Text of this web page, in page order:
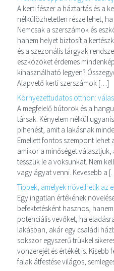
A kerti fészer a háztartás és a
nélkülözhetetlen része lehet,
Nemcsak a szerszámok és
hanem helyet biztosít a
és a szezonális tárgyak
eszközöket érdemes
kihasználható legyen?
Alapvető kerti szerszámok […]
Környezettudatos otthon:
A megfelelő bútorok és a
társak. Kényelem nélkül
pihenést, amit a lakásnak
Emellett fontos szempont
amikor a minőséget
tesszük le a voksunkat. Nem
vagy ágyat venni. Kevesebb a
Tippek, amelyek növelhetik az
Egy ingatlan értékének
befektetésként hasznos,
potenciális vevőket, ha
lakásban, akár egy családi
sokszor egyszerű trükkel
vonzerejét és értékét is.
falak átfestése világos,